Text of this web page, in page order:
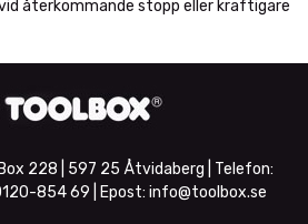
återkommande stopp eller kraftigare
228 | 597 25 Åtvidaberg | Telefon:
854 69 | Epost: info@toolbox.se